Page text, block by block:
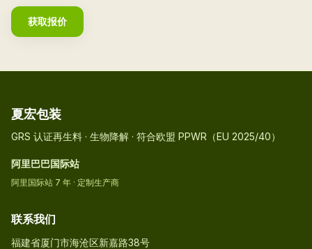
获取报价
夏宏包装
GRS 认证再生料 · 生物降解 · 符合欧盟 PPWR（EU 2025/40）
阿里巴巴国际站
阿里国际站 7 年 · 定制生产商
联系我们
福建省厦门市海沧区新嘉路38号